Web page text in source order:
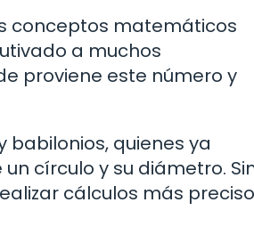
conceptos matemáticos
a muchos
proviene este número y
babilonios, quienes ya
círculo y su diámetro.
cálculos más